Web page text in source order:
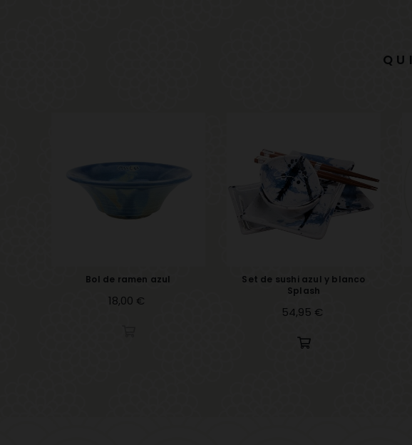
Bol de ramen azul
Precio
18,00 €
Set de sushi azul y blanco
Splash
Precio
54,95 €